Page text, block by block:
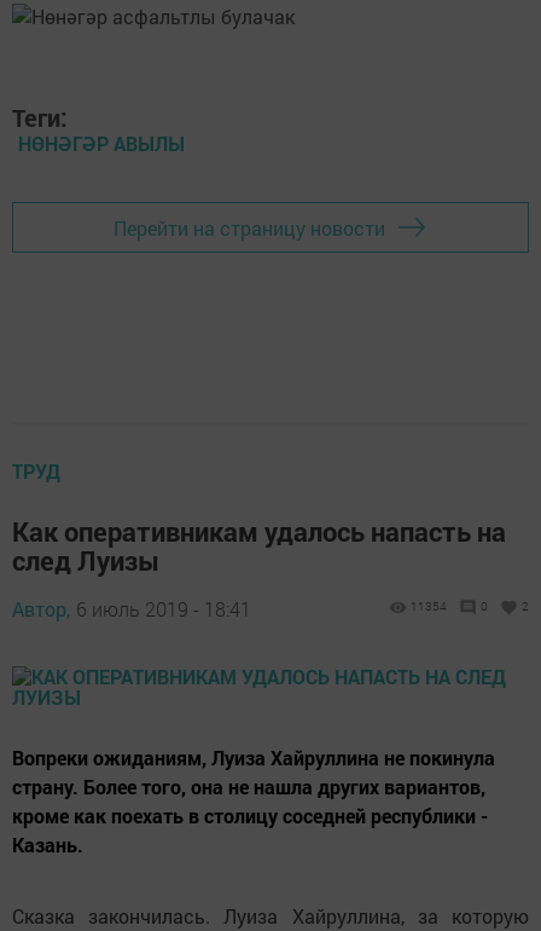
Теги:
НӨНӘГӘР АВЫЛЫ
Перейти на страницу новости
ТРУД
Как оперативникам удалось напасть на
след Луизы
Автор, 6 июль 2019 - 18:41 11354 0 2
Вопреки ожиданиям, Луиза Хайруллина не покинула
страну. Более того, она не нашла других вариантов,
кроме как поехать в столицу соседней республики -
Казань.
Сказка закончилась. Луиза Хайруллина, за которую